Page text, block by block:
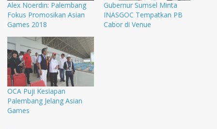
Alex Noerdin: Palembang
Fokus Promosikan Asian
Games 2018
Gubernur Sumsel Minta
INASGOC Tempatkan PB
Cabor di Venue
OCA Puji Kesiapan
Palembang Jelang Asian
Games